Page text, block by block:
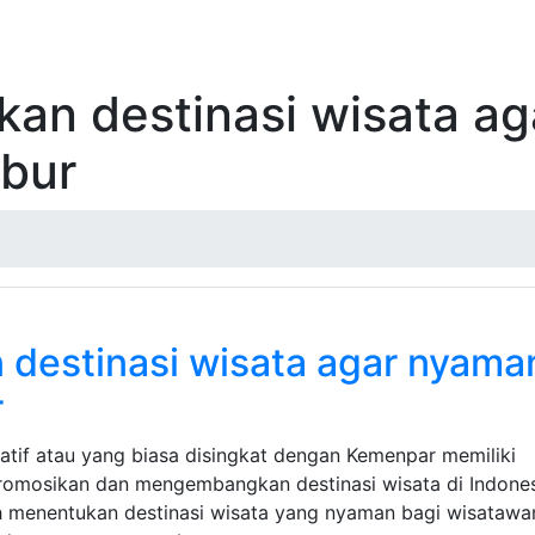
destinasi wisata
wisata agar
atau yang biasa disingkat dengan Kemenpar memiliki
dan mengembangkan destinasi wisata di
destinasi wisata yang nyaman bagi